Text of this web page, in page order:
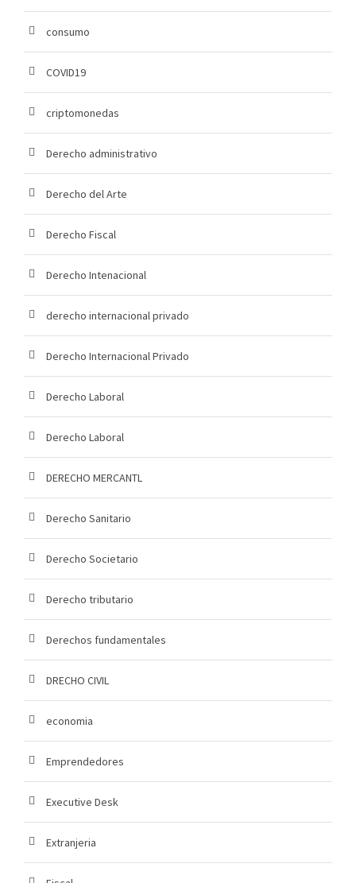
consumo
COVID19
criptomonedas
Derecho administrativo
Derecho del Arte
Derecho Fiscal
Derecho Intenacional
derecho internacional privado
Derecho Internacional Privado
Derecho Laboral
Derecho Laboral
DERECHO MERCANTL
Derecho Sanitario
Derecho Societario
Derecho tributario
Derechos fundamentales
DRECHO CIVIL
economia
Emprendedores
Executive Desk
Extranjeria